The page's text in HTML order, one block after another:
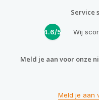
Service
4.6/5 Wij
Meld je aan voor onze
Meld je aan